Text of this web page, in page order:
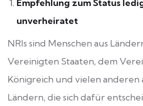
Empfehlung zum Status
unverheiratet
NRIs sind Menschen aus
Vereinigten Staaten, dem
Königreich und vielen anderen
Ländern, die sich dafür